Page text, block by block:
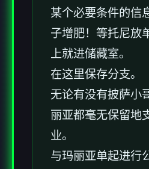
某个必要条件的信
子增肥！等托尼放
上就进储藏室。
在这里保存分支。
无论有没有披萨小
丽亚都毫无保留地
业。
与玛丽亚单起进行